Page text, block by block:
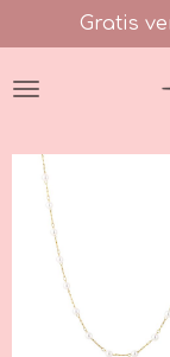
direct
naar
Gratis